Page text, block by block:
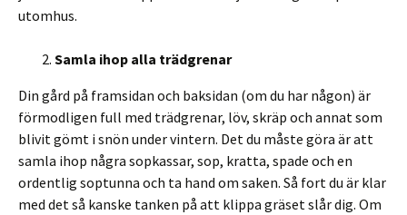
utomhus.
Samla ihop alla trädgrenar
Din gård på framsidan och baksidan (om du har någon) är
förmodligen full med trädgrenar, löv, skräp och annat som
blivit gömt i snön under vintern. Det du måste göra är att
samla ihop några sopkassar, sop, kratta, spade och en
ordentlig soptunna och ta hand om saken. Så fort du är klar
med det så kanske tanken på att klippa gräset slår dig. Om